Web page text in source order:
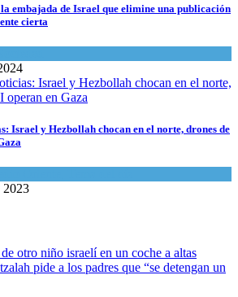
embajada de Israel que elimine una publicación
cierta
Israel y Hezbollah chocan en el norte, drones de
2023